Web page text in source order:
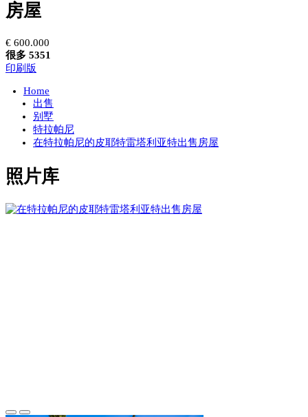
房屋
€ 600.000
很多 5351
印刷版
Home
出售
别墅
特拉帕尼
在特拉帕尼的皮耶特雷塔利亚特出售房屋
照片库